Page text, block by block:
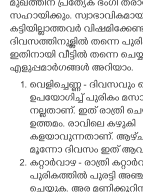
CONTACT US
മുഖത്തിന് പ്രത്യേക ഭംഗി
സഹായിക്കും.
കട്ടിയില്ലാത്തവർ
ദിവസത്തിനുള്ളിൽ തന്നെ
ഇതിനായി വീട്ടിൽ തന്നെ
എളുപ്പമാർഗങ്ങൾ അറിയാം.
വെളിച്ചെണ്ണ - ദിവസവും
ഉപയോഗിച്ച് പുരികം
നല്ലതാണ്. ഇത് രാത്രി
ഉത്തമം. രാവിലെ കഴുകി
കളയാവുന്നതാണ്.
മൂന്നോ ദിവസം ഇത്
കറ്റാർവാഴ - രാത്രി
പുരികത്തിൽ പുരട്ടി അഞ്ച്